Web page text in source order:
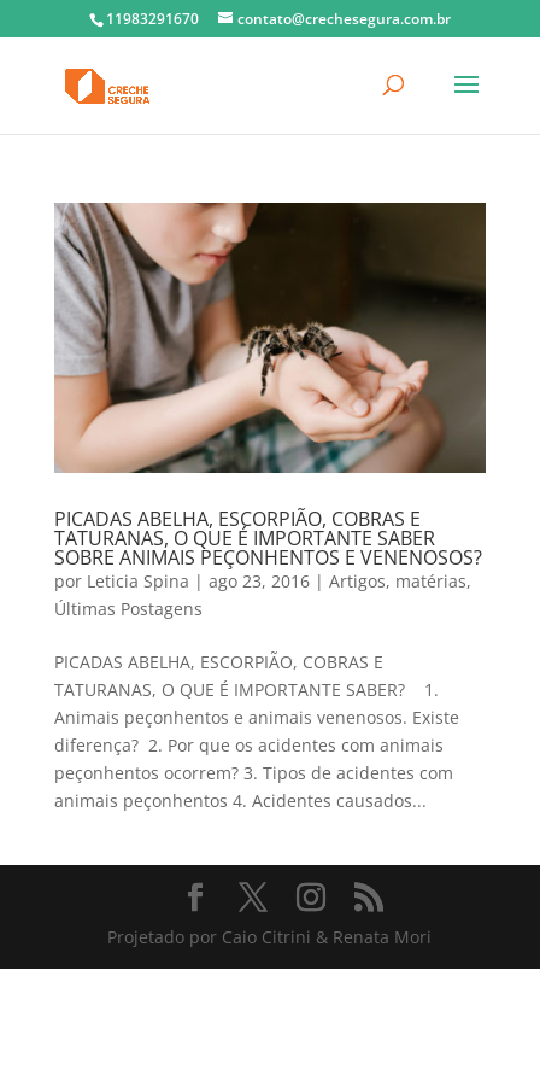
11983291670 contato@crechesegura.com.br
PICADAS ABELHA, ESCORPIÃO, COBRAS E
TATURANAS, O QUE É IMPORTANTE SABER
SOBRE ANIMAIS PEÇONHENTOS E VENENOSOS?
por Leticia Spina | ago 23, 2016| Artigos, matérias,
Últimas Postagens
PICADAS ABELHA, ESCORPIÃO, COBRAS E
TATURANAS, O QUE É IMPORTANTE SABER? 1.
Animais peçonhentos e animais venenosos. Existe
diferença? 2. Por que os acidentes com animais
peçonhentos ocorrem? 3. Tipos de acidentes com
animais peçonhentos 4. Acidentes causados...
Projetado por Caio Citrini & Renata Mori